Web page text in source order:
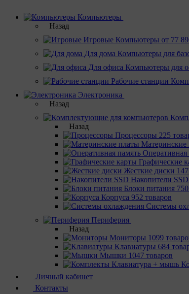
Компьютеры
Назад
Игровые Компьютеры от 77
Для дома Компьютеры для
Для офиса Компьютеры для
Рабочие станции
Электроника
Назад
Назад
Процессоры 225
Материнcкие
Оперативная
Графические
Жесткие диски
Накопители SSD
Блоки питания
Корпуса 952 товаров
Системы
Периферия
Назад
Мониторы 1099
Клавиатуры 684
Мышки 1047 товаров
Личный кабинет
Контакты